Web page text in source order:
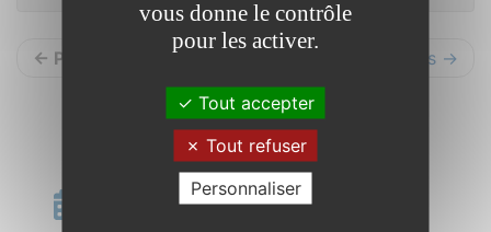
← Précédents Suivants →
Calendrier
vous donne le contrôle
pour les activer.
Tout accepter
Tout refuser
Personnaliser